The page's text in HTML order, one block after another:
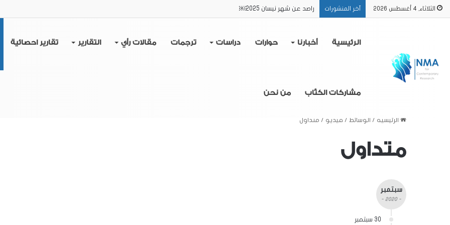
الثلاثاء, 4 أغسطس 2026 آخر المنشورات راصد عن شهر نيسان 2025￼
الرئيسية أخبارنا حوارات دراسات ترجمات مقالات رأي التقارير تقارير احصائية
مشاركات الكتّاب من نحن
الرئيسية / الوسائط / فيديو / متداول
متداول
سبتمبر
- 2020 -
30 سبتمبر